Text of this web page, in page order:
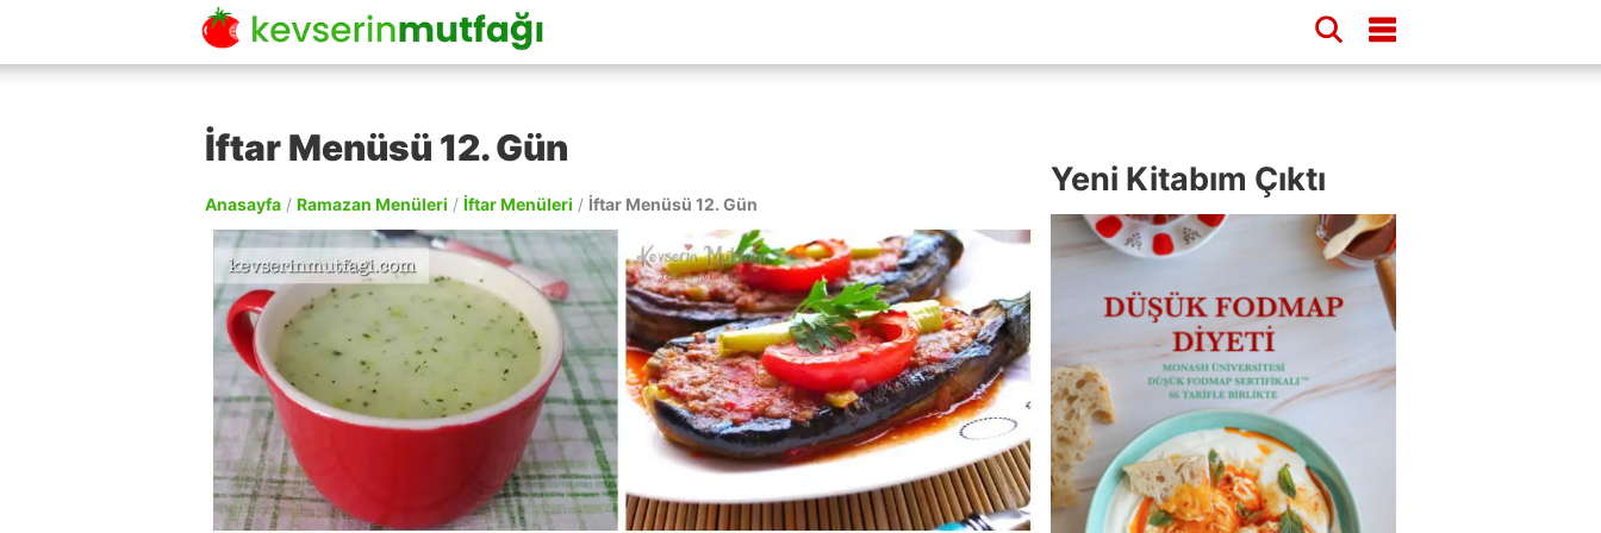
İftar Menüsü 12. Gün
Anasayfa / Ramazan Menüleri / İftar Menüleri / İftar Menüsü 12. Gün
Yeni Kitabım Çıktı